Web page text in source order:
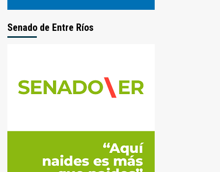
Senado de Entre Ríos